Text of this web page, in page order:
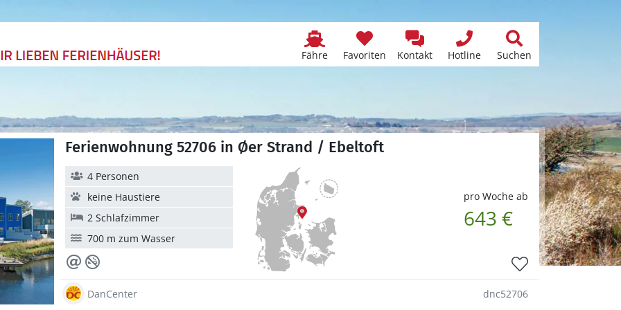
Fähre Favoriten Kontakt Hotline Suchen
Ferienwohnung 52706 in Øer Strand / Ebeltoft
pro Woche ab
643 €
4 Personen
keine Haustiere
2 Schlafzimmer
700 m zum Wasser
DanCenter dnc52706